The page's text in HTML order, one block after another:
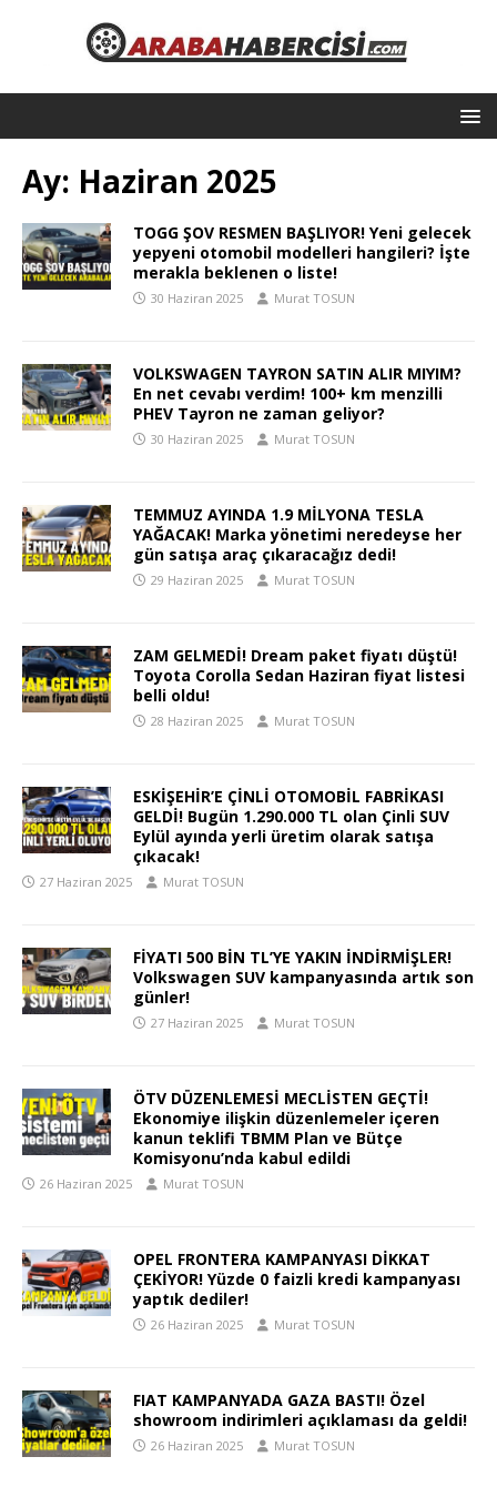
Ay: Haziran 2025
TOGG ŞOV RESMEN BAŞLIYOR! Yeni gelecek
yepyeni otomobil modelleri hangileri? İşte
merakla beklenen o liste!
30 Haziran 2025 Murat TOSUN
VOLKSWAGEN TAYRON SATIN ALIR MIYIM?
En net cevabı verdim! 100+ km menzilli
PHEV Tayron ne zaman geliyor?
30 Haziran 2025 Murat TOSUN
TEMMUZ AYINDA 1.9 MİLYONA TESLA
YAĞACAK! Marka yönetimi neredeyse her
gün satışa araç çıkaracağız dedi!
29 Haziran 2025 Murat TOSUN
ZAM GELMEDİ! Dream paket fiyatı düştü!
Toyota Corolla Sedan Haziran fiyat listesi
belli oldu!
28 Haziran 2025 Murat TOSUN
ESKİŞEHİR’E ÇİNLİ OTOMOBİL FABRİKASI
GELDİ! Bugün 1.290.000 TL olan Çinli SUV
Eylül ayında yerli üretim olarak satışa
çıkacak!
27 Haziran 2025 Murat TOSUN
FİYATI 500 BİN TL’YE YAKIN İNDİRMİŞLER!
Volkswagen SUV kampanyasında artık son
günler!
27 Haziran 2025 Murat TOSUN
ÖTV DÜZENLEMESİ MECLİSTEN GEÇTİ!
Ekonomiye ilişkin düzenlemeler içeren
kanun teklifi TBMM Plan ve Bütçe
Komisyonu’nda kabul edildi
26 Haziran 2025 Murat TOSUN
OPEL FRONTERA KAMPANYASI DİKKAT
ÇEKİYOR! Yüzde 0 faizli kredi kampanyası
yaptık dediler!
26 Haziran 2025 Murat TOSUN
FIAT KAMPANYADA GAZA BASTI! Özel
showroom indirimleri açıklaması da geldi!
26 Haziran 2025 Murat TOSUN